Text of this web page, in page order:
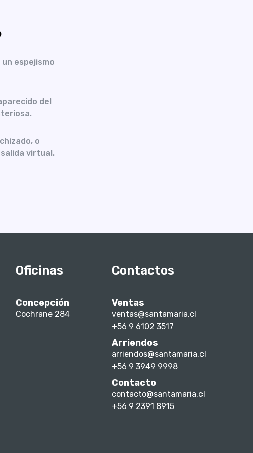
espejismo
del
o
virtual.
Oficinas
Concepción
Cochrane 284
Contactos
Ventas
ventas@santamaria.cl
+56 9 6102 3517
Arriendos
arriendos@santamaria.cl
+56 9 3949 9998
Contacto
contacto@santamaria.cl
+56 9 2391 8915